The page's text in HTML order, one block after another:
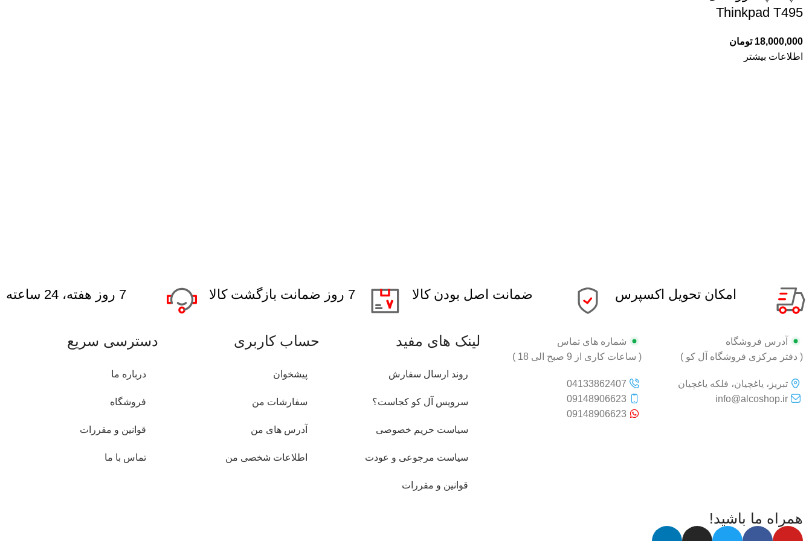
Thinkpad T495
18,000,000 تومان
اطلاعات بیشتر
امکان تحویل اکسپرس ضمانت اصل بودن کالا 7 روز ضمانت بازگشت کالا 7 روز هفته، 24 ساعته
آدرس فروشگاه
( دفتر مرکزی فروشگاه آل کو )
تبریز، یاغچیان، فلکه یاغچیان
info@alcoshop.ir
شماره های تماس
( ساعات کاری از 9 صبح الی 18 )
04133862407
09148906623
09148906623
لینک های مفید
روند ارسال سفارش
سرویس آل کو کجاست؟
سیاست حریم خصوصی
سیاست مرجوعی و عودت
قوانین و مقررات
حساب کاربری
پیشخوان
سفارشات من
آدرس های من
اطلاعات شخصی من
دسترسی سریع
درباره ما
فروشگاه
قوانین و مقررات
تماس با ما
همراه ما باشید!